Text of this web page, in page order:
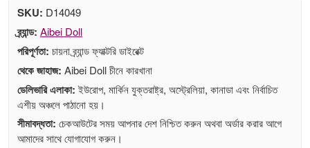
SKU: D14049
ব্র্যান্ড: Aibei Doll
পরিপূর্ণতা: চায়না ব্র্যান্ড ফ্যাক্টরি ডাইরেক্ট
থেকে জাহাজ: Aibei Doll চীনে কারখানা
ডেলিভারি এলাকা: ইউরোপ, মার্কিন যুক্তরাষ্ট্র, অস্ট্রেলিয়া, কানাডা এবং নির্বাচিত
এশীয় অঞ্চলে পাঠানো হয়।
সীমাবদ্ধতা: চেকআউটের সময় আপনার দেশ নিশ্চিত করুন অথবা অর্ডার করার আগে
আমাদের সাথে যোগাযোগ করুন।